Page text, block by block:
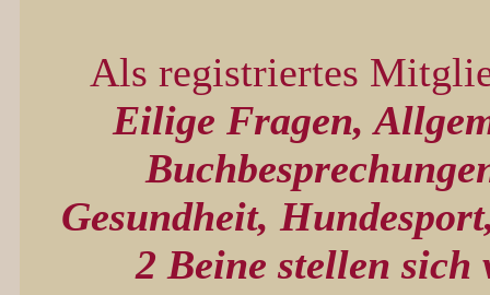
Als registriertes
Eilige Fragen,
Gesundheit,
2 Beine stellen sich